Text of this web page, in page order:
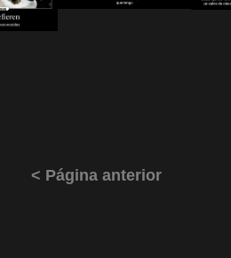
< Página anterior